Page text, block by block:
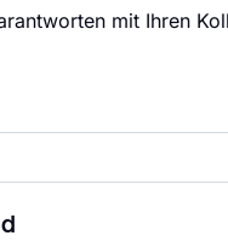
mit Ihren